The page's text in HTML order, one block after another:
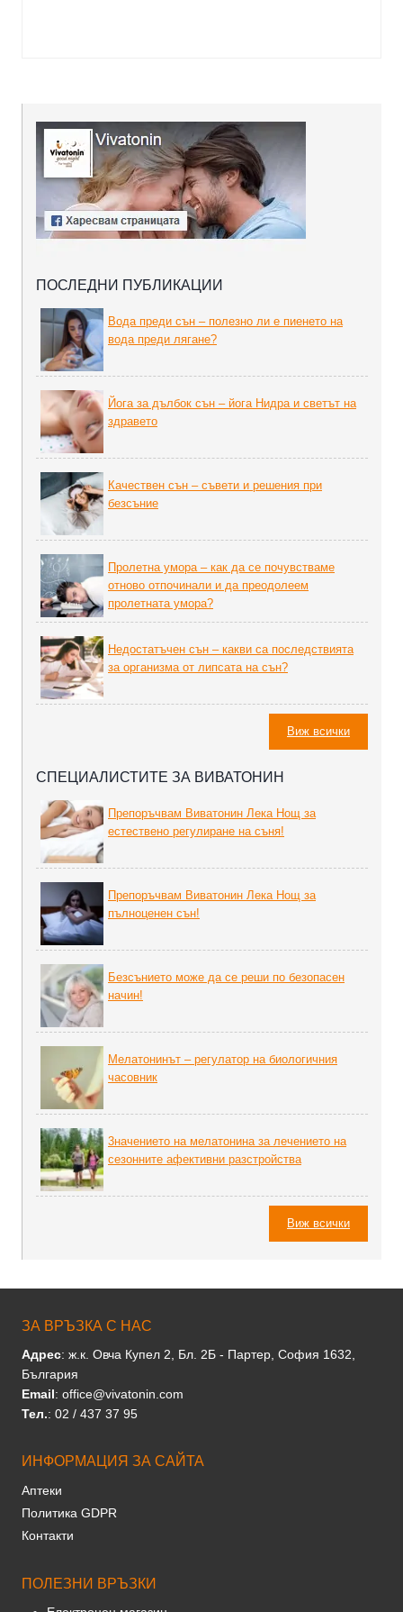
ПОСЛЕДНИ ПУБЛИКАЦИИ
Вода преди сън – полезно ли е пиенето на
вода преди лягане?
Йога за дълбок сън – йога Нидра и светът на
здравето
Качествен сън – съвети и решения при
безсъние
Пролетна умора – как да се почувстваме
отново отпочинали и да преодолеем
пролетната умора?
Недостатъчен сън – какви са последствията
за организма от липсата на сън?
Виж всички
СПЕЦИАЛИСТИТЕ ЗА ВИВАТОНИН
Препоръчвам Виватонин Лека Нощ за
естествено регулиране на съня!
Препоръчвам Виватонин Лека Нощ за
пълноценен сън!
Безсънието може да се реши по безопасен
начин!
Мелатонинът – регулатор на биoлoгичния
часовник
3начението на мелатонина за лечението на
сезонните афективни разстройства
Виж всички
ЗА ВРЪЗКА С НАС
Адрес: ж.к. Овча Купел 2, Бл. 2Б - Партер, София 1632,
България
Email: office@vivatonin.com
Тел.: 02 / 437 37 95
ИНФОРМАЦИЯ ЗА САЙТА
Аптеки
Политика GDPR
Контакти
ПОЛЕЗНИ ВРЪЗКИ